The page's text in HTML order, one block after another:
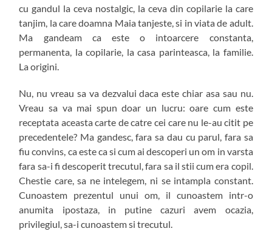
cu gandul la ceva nostalgic, la ceva din copilarie la care
tanjim, la care doamna Maia tanjeste, si in viata de adult.
Ma gandeam ca este o intoarcere constanta,
permanenta, la copilarie, la casa parinteasca, la familie.
La origini.
Nu, nu vreau sa va dezvalui daca este chiar asa sau nu.
Vreau sa va mai spun doar un lucru: oare cum este
receptata aceasta carte de catre cei care nu le-au citit pe
precedentele? Ma gandesc, fara sa dau cu parul, fara sa
fiu convins, ca este ca si cum ai descoperi un om in varsta
fara sa-i fi descoperit trecutul, fara sa il stii cum era copil.
Chestie care, sa ne intelegem, ni se intampla constant.
Cunoastem prezentul unui om, il cunoastem intr-o
anumita ipostaza, in putine cazuri avem ocazia,
privilegiul, sa-i cunoastem si trecutul.